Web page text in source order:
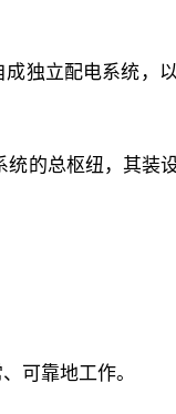
独立配电系统，
的总枢纽，其装
可靠地工作。